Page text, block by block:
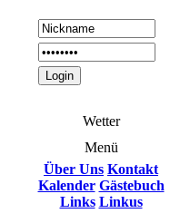
Wetter
Menü
Über Uns Kontakt
Kalender Gästebuch
Links Linkus